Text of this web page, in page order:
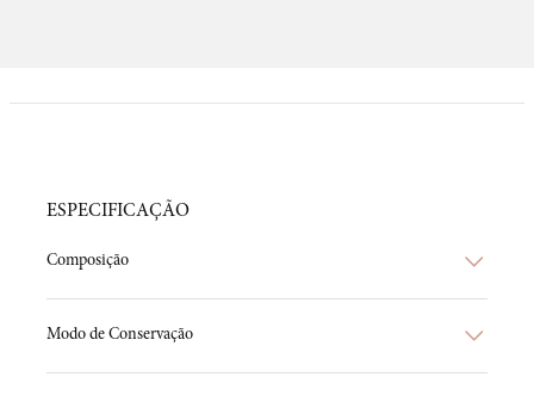
ESPECIFICAÇÃO
Composição
Modo de Conservação